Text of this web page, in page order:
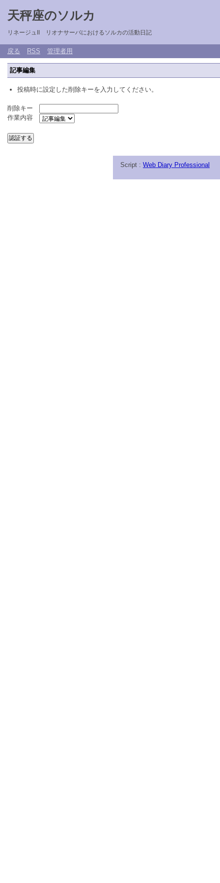
天秤座のソルカ
リネージュII リオナサーバにおけるソルカの活動日記
戻る RSS 管理者用
記事編集
投稿時に設定した削除キーを入力してください。
削除キー
作業内容
Script : Web Diary Professional